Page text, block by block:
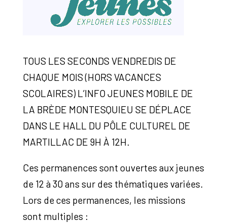
TOUS LES SECONDS VENDREDIS DE
CHAQUE MOIS (HORS VACANCES
SCOLAIRES) L’INFO JEUNES MOBILE DE
LA BRÈDE MONTESQUIEU SE DÉPLACE
DANS LE HALL DU PÔLE CULTUREL DE
MARTILLAC DE 9H À 12H.
Ces permanences sont ouvertes aux jeunes
de 12 à 30 ans sur des thématiques variées.
Lors de ces permanences, les missions
sont multiples :